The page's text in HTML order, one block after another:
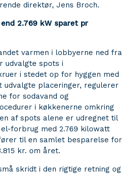
direktør, Jens Broch.
2.769 kW sparet pr
varmen i lobbyerne ned fra
udvalgte spots i
i stedet op for hyggen med
placeringer, regulerer
for sodavand og
i køkkenerne omkring
af spots alene er udregnet til
forbrug med 2.769 kilowatt
til en samlet besparelse for
kr. om året.
skridt i den rigtige retning og